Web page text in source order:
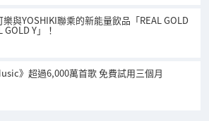
與YOSHIKI聯乘的新能量飲品「REAL GOLD
GOLD Y」！
》超過6,000萬首歌 免費試用三個月